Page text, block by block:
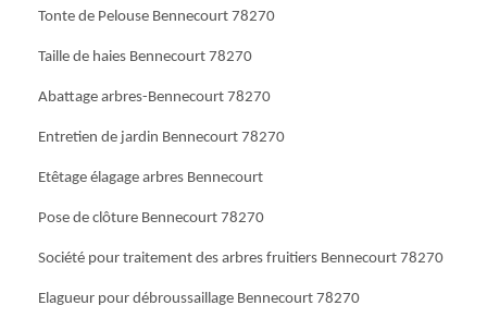
Tonte de Pelouse Bennecourt 78270
Taille de haies Bennecourt 78270
Abattage arbres-Bennecourt 78270
Entretien de jardin Bennecourt 78270
Etêtage élagage arbres Bennecourt
Pose de clôture Bennecourt 78270
Société pour traitement des arbres fruitiers Bennecourt 78270
Elagueur pour débroussaillage Bennecourt 78270